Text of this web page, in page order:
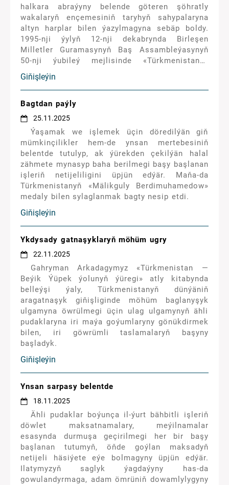
halkara abraýyny belende göteren şöhratly
wakalaryň ençemesiniň taryhyň sahypalaryna
altyn harplar bilen ýazylmagyna sebäp boldy.
1995-nji ýylyň 12-nji dekabrynda Birleşen
Milletler Guramasynyň Baş Assambleýasynyň
50-nji ýubileý mejlisinde «Türkmenistanyň
hemişelik Bitaraplygy hakynda» Rezolýusiýa;
2015-nji ýylyň 3-nji iýunynda BMG-niň Baş
Assambleýasynyň 69-njy mejlisinde
«Türkmenistanyň hemişelik Bitaraplyk hukuk
ýagdaýy hakynda» Rezolýusiýa; 2025-nji ýylyň
21-nji martynda BMG-niň Baş Assambleýasynyň
79-njy sessiýasynyň 61-nji plenar mejlisinde
«Türkmenistanyň hemişelik Bitaraplygy» atly
Kararnama biragyzdan kabul edildi.
Giňişleýin
Bagtdan paýly
25.11.2025
Ýaşamak we işlemek üçin döredilýän giň
mümkinçilikler hem-de ynsan mertebesiniň
belentde tutulyp, ak ýürekden çekilýän halal
zähmete mynasyp baha berilmegi başy başlanan
işleriň netijeliligini üpjün edýär. Maňa-da
Türkmenistanyň «Mälikguly Berdimuhamedow»
medaly bilen sylaglanmak bagty nesip etdi.
Giňişleýin
Ykdysady gatnaşyklaryň möhüm ugry
22.11.2025
Gahryman Arkadagymyz «Türkmenistan —
Beýik Ýüpek ýolunyň ýüregi» atly kitabynda
belleýşi ýaly, Türkmenistanyň dünýäniň
aragatnaşyk giňişliginde möhüm baglanyşyk
ulgamyna öwrülmegi üçin ulag ulgamynyň ähli
pudaklaryna iri maýa goýumlaryny gönükdirmek
bilen, iri göwrümli taslamalaryň başyny
başladyk.
Giňişleýin
Ynsan sarpasy belentde
18.11.2025
Ähli pudaklar boýunça il-ýurt bähbitli işleriň
döwlet maksatnamalary, meýilnamalar
esasynda durmuşa geçirilmegi her bir başy
başlanan tutumyň, öňde goýlan maksadyň
netijeli häsiýete eýe bolmagyny üpjün edýär.
Ilatymyzyň saglyk ýagdaýyny has-da
gowulandyrmaga, adam ömrüniň dowamlylygyny